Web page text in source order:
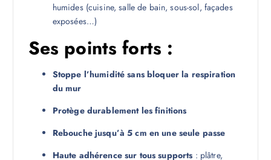
humides (cuisine, salle de bain, sous-sol, façades
exposées…)
Ses points forts :
Stoppe l’humidité sans bloquer la respiration
du mur
Protège durablement les finitions
Rebouche jusqu’à 5 cm en une seule passe
Haute adhérence sur tous supports : plâtre,